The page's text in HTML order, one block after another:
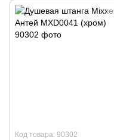
Код товара: 90302